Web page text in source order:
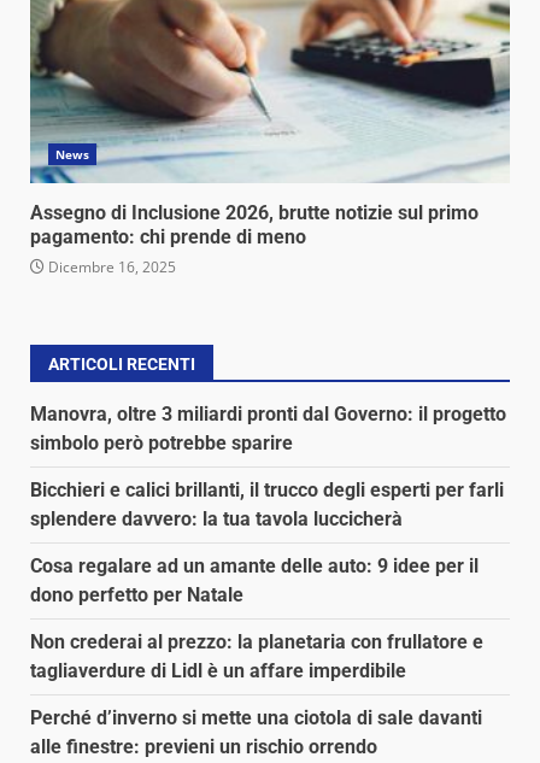
News
Assegno di Inclusione 2026, brutte notizie sul primo
pagamento: chi prende di meno
Dicembre 16, 2025
ARTICOLI RECENTI
Manovra, oltre 3 miliardi pronti dal Governo: il progetto
simbolo però potrebbe sparire
Bicchieri e calici brillanti, il trucco degli esperti per farli
splendere davvero: la tua tavola luccicherà
Cosa regalare ad un amante delle auto: 9 idee per il
dono perfetto per Natale
Non crederai al prezzo: la planetaria con frullatore e
tagliaverdure di Lidl è un affare imperdibile
Perché d’inverno si mette una ciotola di sale davanti
alle finestre: previeni un rischio orrendo